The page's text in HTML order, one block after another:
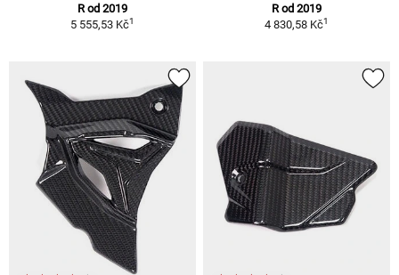
R od 2019
5 555,53 Kč1
R od 2019
4 830,58 Kč1